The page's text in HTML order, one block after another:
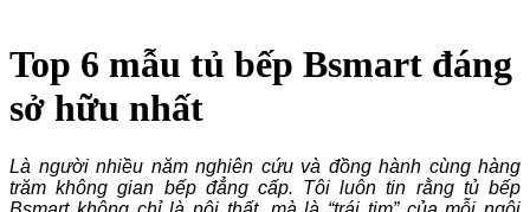
Top 6 mẫu tủ bếp Bsmart đáng
sở hữu nhất
Là người nhiều năm nghiên cứu và đồng hành cùng hàng
trăm không gian bếp đẳng cấp. Tôi luôn tin rằng tủ bếp